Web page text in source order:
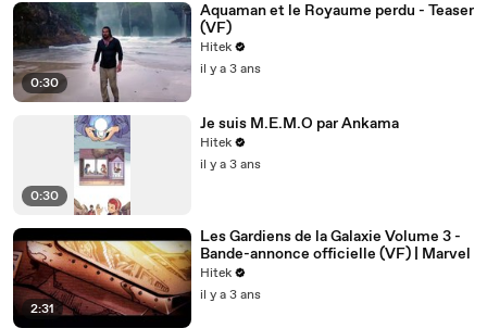
0:30
Aquaman et le Royaume perdu - Teaser
(VF)
Hitek
il y a 3 ans
0:30
Je suis M.E.M.O par Ankama
Hitek
il y a 3 ans
2:31
Les Gardiens de la Galaxie Volume 3 -
Bande-annonce officielle (VF) | Marvel
Hitek
il y a 3 ans